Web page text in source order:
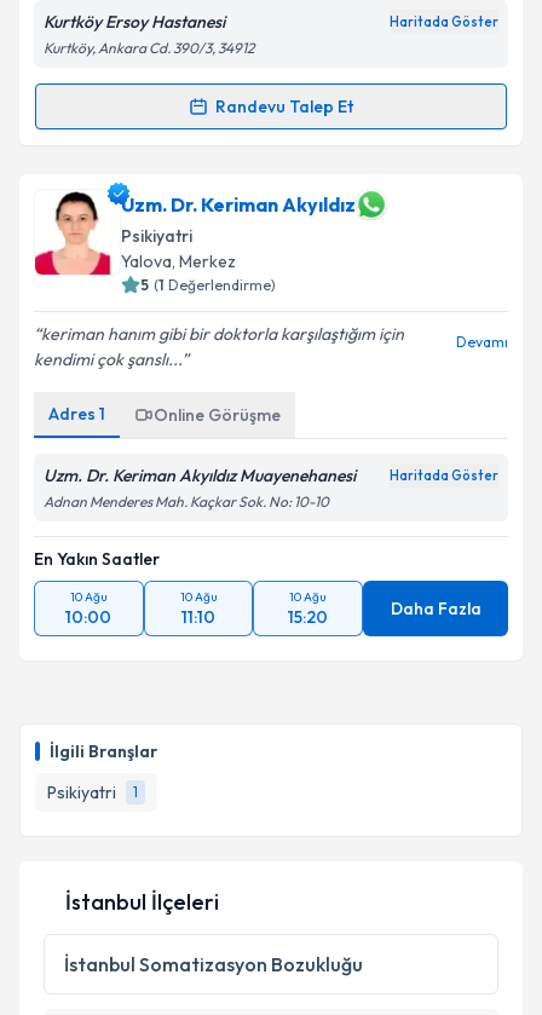
İlgili Branşlar
Psikiyatri
1
Kurtköy Ersoy Hastanesi Haritada Göster
Kurtköy, Ankara Cd. 390/3, 34912
Randevu Talep Et
Randevu Takvimi Talebi
Uzm. Dr. Fatma Oya Demireriçin randevu takvimi
talebi oluşturun. Size bu uzmandan randevu almanız
için bir takvim hazırlandığında e-posta ile
bilgilendireceğiz.
E-posta Adresiniz
Kişisel verilerimin işlenmesine ilişkinAydınlatma
kapsamda işlenmesini kabul ediyorum.
Uzm. Dr. Keriman Akyıldız
Psikiyatri
Yalova, Merkez
5 (1 Değerlendirme)
keriman hanım gibi bir doktorla karşılaştığım için
kendimi çok şanslı...
Devamı
Adres 1 Online Görüşme
Uzm. Dr. Keriman Akyıldız Muayenehanesi Haritada Göster
Adnan Menderes Mah. Kaçkar Sok. No: 10-10
En Yakın Saatler
10 Ağu
10:00
10 Ağu
11:10
10 Ağu
15:20 Daha Fazla
İstanbul İlçeleri
İstanbul Somatizasyon Bozukluğu